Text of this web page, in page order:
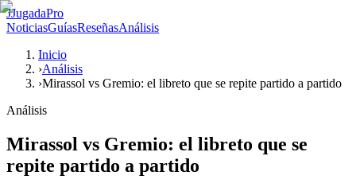
JJugadaPro
NoticiasGuíasReseñasAnálisis
Inicio
›Análisis
›Mirassol vs Gremio: el libreto que se repite partido a partido
Análisis
Mirassol vs Gremio: el libreto que se
repite partido a partido